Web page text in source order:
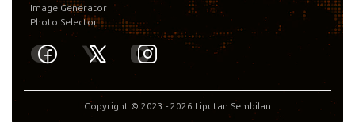
Image Generator
Photo Selector
Copyright © 2023 - 2026 Liputan Sembilan